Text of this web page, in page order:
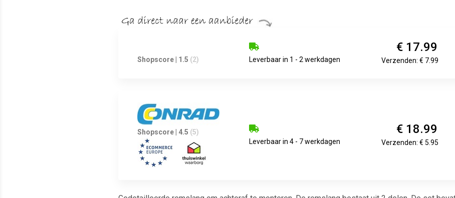
Shopscore | 1.5 (2) Leverbaar in 1 - 2 werkdagen
€ 17.99
Verzenden: € 7.99
Shopscore | 4.5 (5)
Leverbaar in 4 - 7 werkdagen
€ 18.99
Verzenden: € 5.95